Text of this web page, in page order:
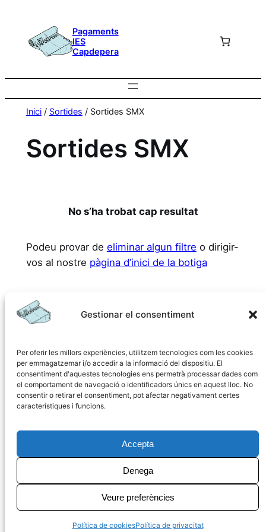
Gestionar el consentiment
Per oferir les millors experiències, utilitzem tecnologies com les cookies
per emmagatzemar i/o accedir a la informació del dispositiu. El
consentiment d'aquestes tecnologies ens permetrà processar dades com
el comportament de navegació o identificadors únics en aquest lloc. No
consentir o retirar el consentiment, pot afectar negativament certes
característiques i funcions.
Accepta
Denega
Veure preferències
Política de cookiesPolítica de privacitat
contingut
Pagaments
IES
Capdepera
Inici/ Sortides / Sortides SMX
Sortides SMX
No s’ha trobat cap resultat
Podeu provar de eliminar algun filtre o dirigir-
vos al nostre pàgina d’inici de la botiga
Pagaments IES Capdepera
Pàgina per gestionar pagaments de l'IES Capdepera
Página PrincipalPrivadesa
Avís Legal
Política de cookies
Navegació
Sortides